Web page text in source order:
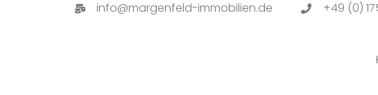
info@margenfeld-immobilien.de +49 (0)